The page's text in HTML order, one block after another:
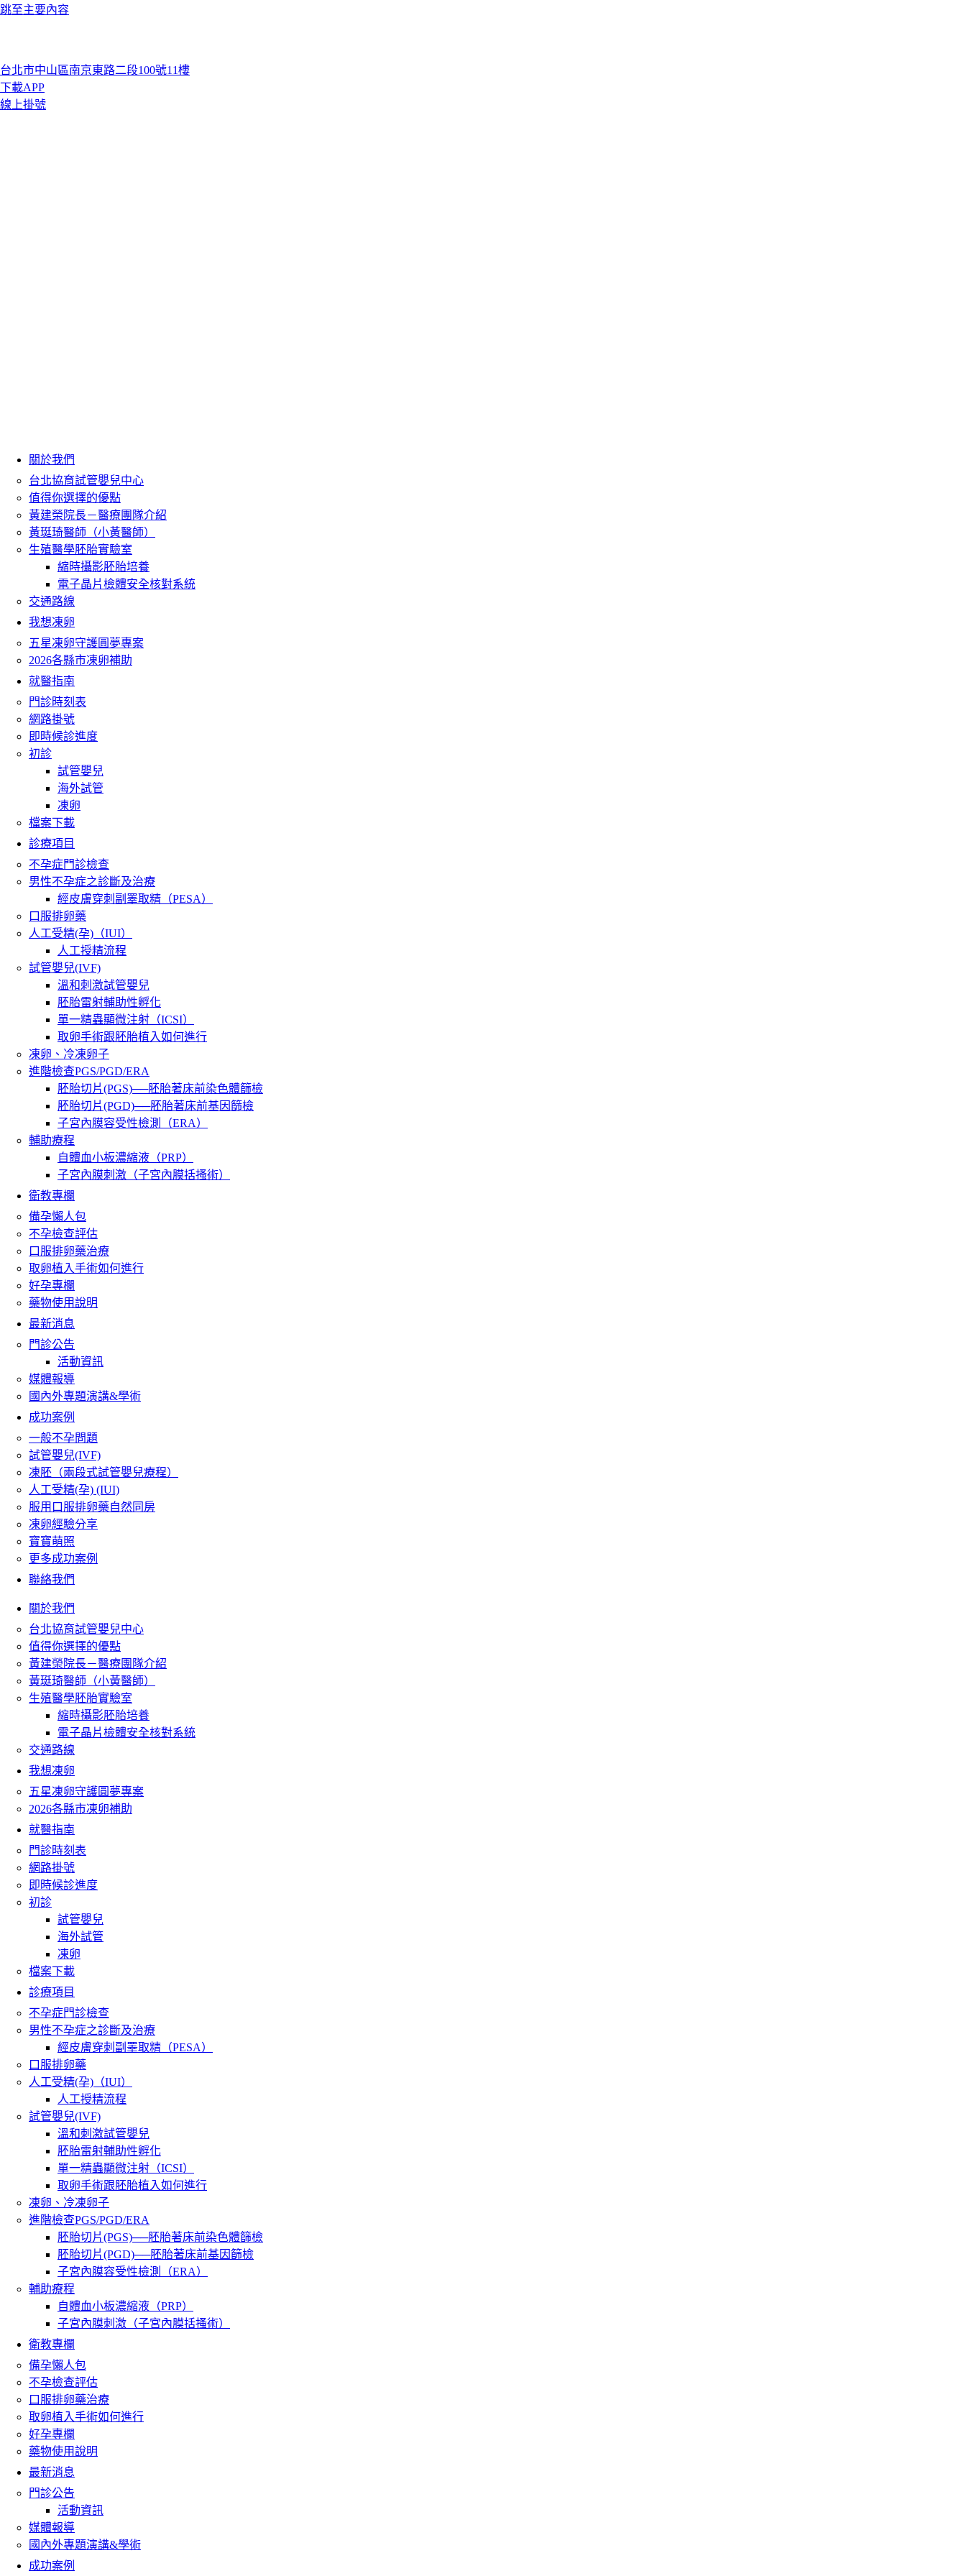
跳至主要內容
台北市中山區南京東路二段100號11樓
下載APP
線上掛號
關於我們
台北協育試管嬰兒中心
值得你選擇的優點
黃建榮院長－醫療團隊介紹
黃珽琦醫師（小黃醫師）
生殖醫學胚胎實驗室
縮時攝影胚胎培養
電子晶片檢體安全核對系統
交通路線
我想凍卵
五星凍卵守護圓夢專案
2026各縣市凍卵補助
就醫指南
門診時刻表
網路掛號
即時候診進度
初診
試管嬰兒
海外試管
凍卵
檔案下載
診療項目
不孕症門診檢查
男性不孕症之診斷及治療
經皮膚穿刺副睪取精（PESA）
口服排卵藥
人工受精(孕)（IUI）
人工授精流程
試管嬰兒(IVF)
溫和刺激試管嬰兒
胚胎雷射輔助性孵化
單一精蟲顯微注射（ICSI）
取卵手術跟胚胎植入如何進行
凍卵、冷凍卵子
進階檢查PGS/PGD/ERA
胚胎切片(PGS)──胚胎著床前染色體篩檢
胚胎切片(PGD)──胚胎著床前基因篩檢
子宮內膜容受性檢測（ERA）
輔助療程
自體血小板濃縮液（PRP）
子宮內膜刺激（子宮內膜括搔術）
衛教專欄
備孕懶人包
不孕檢查評估
口服排卵藥治療
取卵植入手術如何進行
好孕專欄
藥物使用說明
最新消息
門診公告
活動資訊
媒體報導
國內外專題演講&學術
成功案例
一般不孕問題
試管嬰兒(IVF)
凍胚（兩段式試管嬰兒療程）
人工受精(孕) (IUI)
服用口服排卵藥自然同房
凍卵經驗分享
寶寶萌照
更多成功案例
聯絡我們
關於我們
台北協育試管嬰兒中心
值得你選擇的優點
黃建榮院長－醫療團隊介紹
黃珽琦醫師（小黃醫師）
生殖醫學胚胎實驗室
縮時攝影胚胎培養
電子晶片檢體安全核對系統
交通路線
我想凍卵
五星凍卵守護圓夢專案
2026各縣市凍卵補助
就醫指南
門診時刻表
網路掛號
即時候診進度
初診
試管嬰兒
海外試管
凍卵
檔案下載
診療項目
不孕症門診檢查
男性不孕症之診斷及治療
經皮膚穿刺副睪取精（PESA）
口服排卵藥
人工受精(孕)（IUI）
人工授精流程
試管嬰兒(IVF)
溫和刺激試管嬰兒
胚胎雷射輔助性孵化
單一精蟲顯微注射（ICSI）
取卵手術跟胚胎植入如何進行
凍卵、冷凍卵子
進階檢查PGS/PGD/ERA
胚胎切片(PGS)──胚胎著床前染色體篩檢
胚胎切片(PGD)──胚胎著床前基因篩檢
子宮內膜容受性檢測（ERA）
輔助療程
自體血小板濃縮液（PRP）
子宮內膜刺激（子宮內膜括搔術）
衛教專欄
備孕懶人包
不孕檢查評估
口服排卵藥治療
取卵植入手術如何進行
好孕專欄
藥物使用說明
最新消息
門診公告
活動資訊
媒體報導
國內外專題演講&學術
成功案例